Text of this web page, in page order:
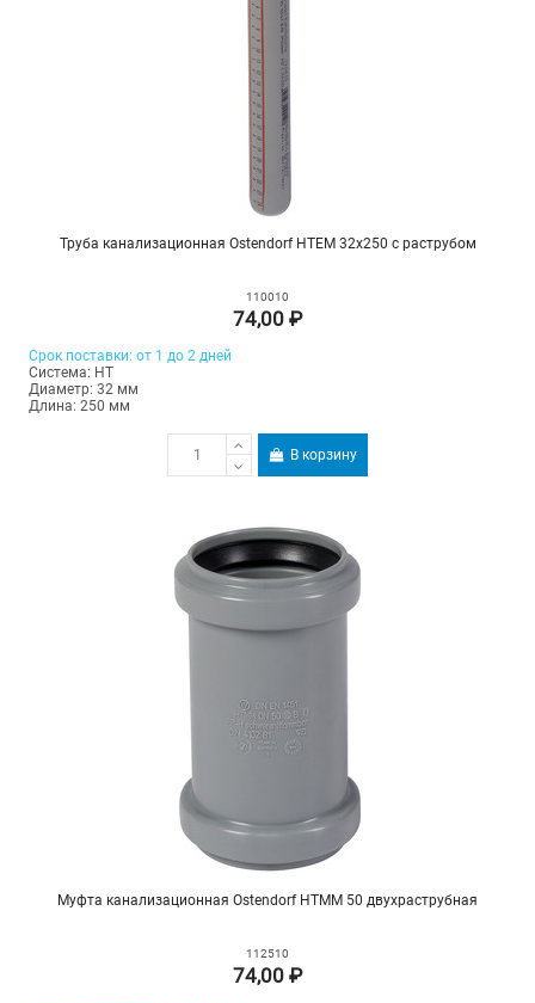
Труба канализационная Ostendorf HTEM 32х250 с раструбом
110010
74,00 ₽
Срок поставки: от 1 до 2 дней
Система: HT
Диаметр: 32 мм
Длина: 250 мм
В корзину
Муфта канализационная Ostendorf HTMM 50 двухраструбная
112510
74,00 ₽